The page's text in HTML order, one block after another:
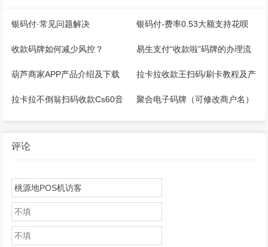
银码付·常见问题解决
银码付-费率0.53大额支持花呗
微信，注册开通教程
收款码牌如何减少风控？
易生支付“收款啦”码牌的办理流
程
葫芦商家APP产品介绍及下载
拉卡拉收款王扫码/刷卡教程及产
品说明
拉卡拉不倒翁扫码收款Cs60音
聚合电子码牌（可修改商户名）
评论